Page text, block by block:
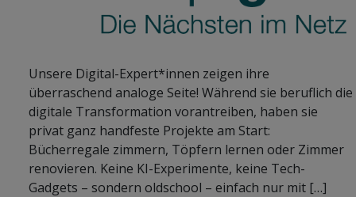
Unsere Digital-Expert*innen zeigen ihre
überraschend analoge Seite! Während sie beruflich die
digitale Transformation vorantreiben, haben sie
privat ganz handfeste Projekte am Start:
Bücherregale zimmern, Töpfern lernen oder Zimmer
renovieren. Keine KI-Experimente, keine Tech-
Gadgets – sondern oldschool – einfach nur mit […]